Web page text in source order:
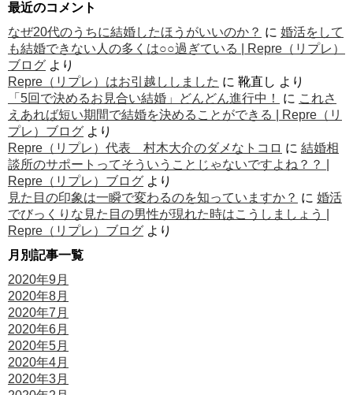
最近のコメント
なぜ20代のうちに結婚したほうがいいのか？ に 婚活をして
も結婚できない人の多くは○○過ぎている | Repre（リプレ）
ブログ より
Repre（リプレ）はお引越ししました に 靴直し より
「5回で決めるお見合い結婚」どんどん進行中！
に これさ
えあれば短い期間で結婚を決めることができる | Repre（リ
プレ）ブログ より
Repre（リプレ）代表 村木大介のダメなトコロ に 結婚相
談所のサポートってそういうことじゃないですよね？？ |
Repre（リプレ）ブログ より
見た目の印象は一瞬で変わるのを知っていますか？ に 婚活
でびっくりな見た目の男性が現れた時はこうしましょう |
Repre（リプレ）ブログ より
月別記事一覧
2020年9月
2020年8月
2020年7月
2020年6月
2020年5月
2020年4月
2020年3月